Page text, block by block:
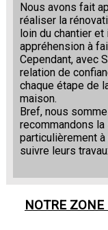
Nous avons fait
réaliser la
loin du chantier
appréhension à
Cependant, avec
relation de
chaque étape de
maison.
Bref, nous
recommandons la
particulièrement
suivre leurs
NOTRE